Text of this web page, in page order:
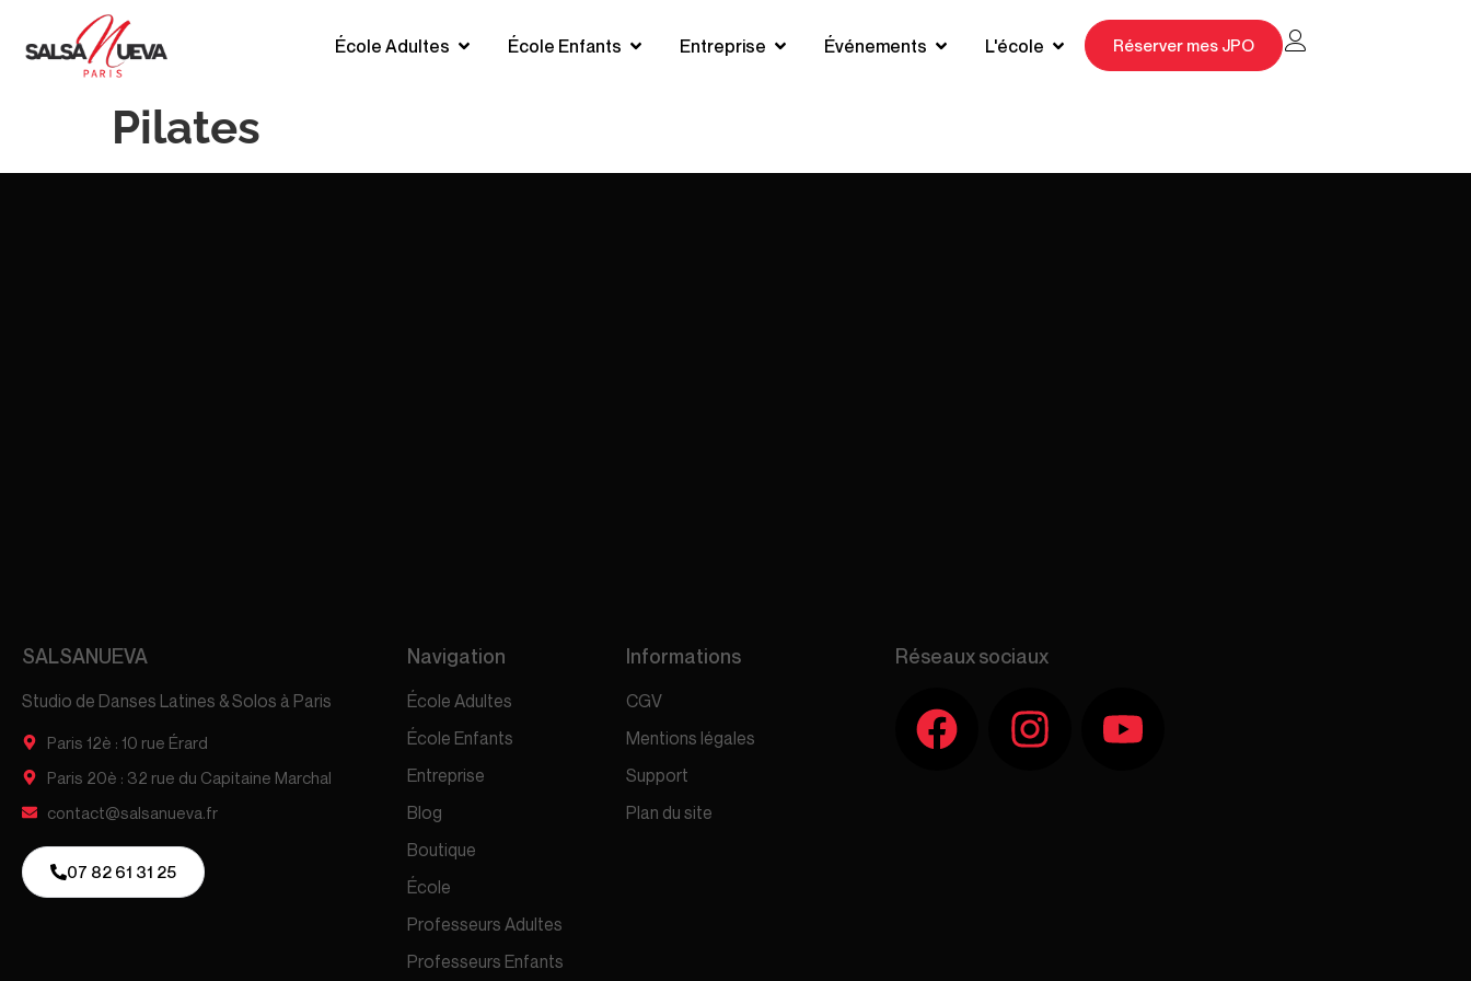
École Adultes École Enfants Entreprise Événements L'école Réserver mes JPO
Pilates
SALSANUEVA
Studio de Danses Latines & Solos à Paris
Paris 12è : 10 rue Érard
Paris 20è : 32 rue du Capitaine Marchal
contact@salsanueva.fr
07 82 61 31 25
Navigation
École Adultes
École Enfants
Entreprise
Blog
Boutique
École
Professeurs Adultes
Professeurs Enfants
Informations
CGV
Mentions légales
Support
Plan du site
Réseaux sociaux